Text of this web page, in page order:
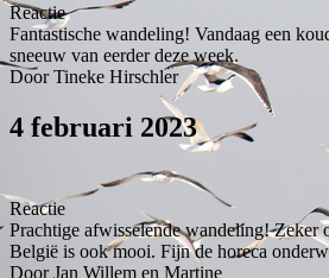
Reactie
Fantastische wandeling! Vandaag een
sneeuw van eerder deze week.
Door Tineke Hirschler
4 februari 2023
Reactie
Prachtige afwisselende wandeling! Zeker
België is ook mooi. Fijn de horeca
Door Jan Willem en Martine